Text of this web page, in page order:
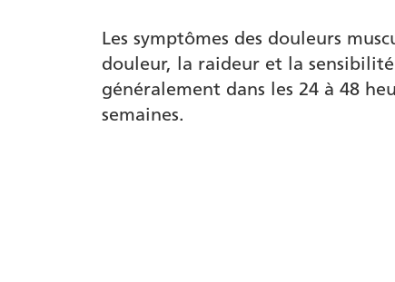
Les symptômes des douleurs
douleur, la raideur et la sensibilité
généralement dans les 24 à 48
semaines.